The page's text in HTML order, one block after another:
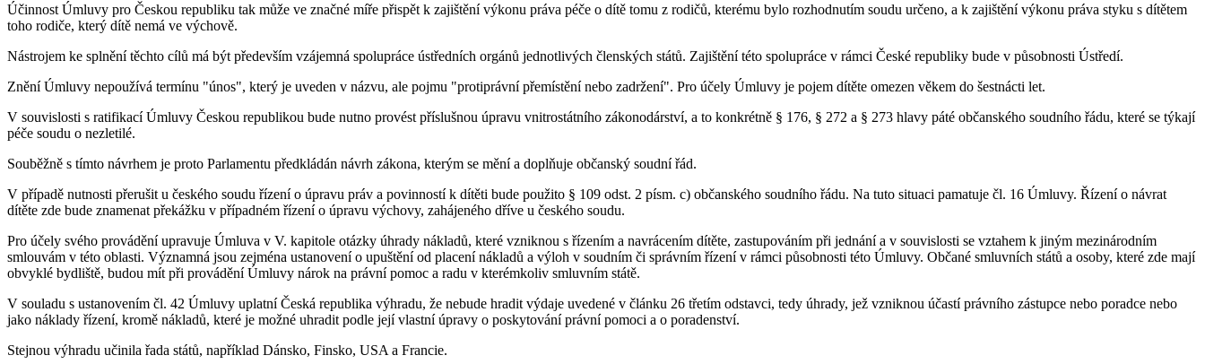
Účinnost Úmluvy pro Českou republiku tak může ve značné míře přispět k zajištění výkonu práva péče o dítě tomu z rodičů, kterému bylo rozhodnutím soudu určeno, a k zajištění výkonu práva styku s dítětem
toho rodiče, který dítě nemá ve výchově.
Nástrojem ke splnění těchto cílů má být především vzájemná spolupráce ústředních orgánů jednotlivých členských států. Zajištění této spolupráce v rámci České republiky bude v působnosti Ústředí.
Znění Úmluvy nepoužívá termínu "únos", který je uveden v názvu, ale pojmu "protiprávní přemístění nebo zadržení". Pro účely Úmluvy je pojem dítěte omezen věkem do šestnácti let.
V souvislosti s ratifikací Úmluvy Českou republikou bude nutno provést příslušnou úpravu vnitrostátního zákonodárství, a to konkrétně § 176, § 272 a § 273 hlavy páté občanského soudního řádu, které se týkají
péče soudu o nezletilé.
Souběžně s tímto návrhem je proto Parlamentu předkládán návrh zákona, kterým se mění a doplňuje občanský soudní řád.
V případě nutnosti přerušit u českého soudu řízení o úpravu práv a povinností k dítěti bude použito § 109 odst. 2 písm. c) občanského soudního řádu. Na tuto situaci pamatuje čl. 16 Úmluvy. Řízení o návrat
dítěte zde bude znamenat překážku v případném řízení o úpravu výchovy, zahájeného dříve u českého soudu.
Pro účely svého provádění upravuje Úmluva v V. kapitole otázky úhrady nákladů, které vzniknou s řízením a navrácením dítěte, zastupováním při jednání a v souvislosti se vztahem k jiným mezinárodním
smlouvám v této oblasti. Významná jsou zejména ustanovení o upuštění od placení nákladů a výloh v soudním či správním řízení v rámci působnosti této Úmluvy. Občané smluvních států a osoby, které zde mají
obvyklé bydliště, budou mít při provádění Úmluvy nárok na právní pomoc a radu v kterémkoliv smluvním státě.
V souladu s ustanovením čl. 42 Úmluvy uplatní Česká republika výhradu, že nebude hradit výdaje uvedené v článku 26 třetím odstavci, tedy úhrady, jež vzniknou účastí právního zástupce nebo poradce nebo
jako náklady řízení, kromě nákladů, které je možné uhradit podle její vlastní úpravy o poskytování právní pomoci a o poradenství.
Stejnou výhradu učinila řada států, například Dánsko, Finsko, USA a Francie.